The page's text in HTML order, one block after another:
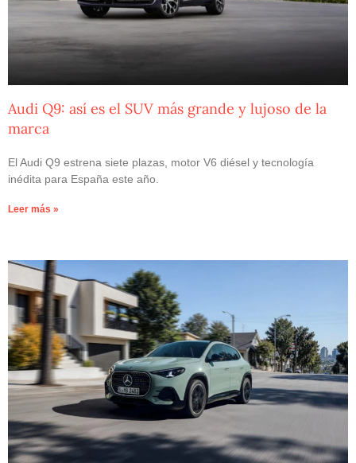
Audi Q9: así es el SUV más grande y lujoso de la
marca
El Audi Q9 estrena siete plazas, motor V6 diésel y tecnología
inédita para España este año.
Leer más »